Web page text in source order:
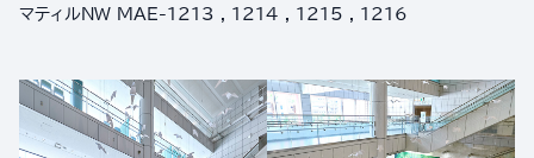
マティルNW MAE-1213 , 1214 , 1215 , 1216